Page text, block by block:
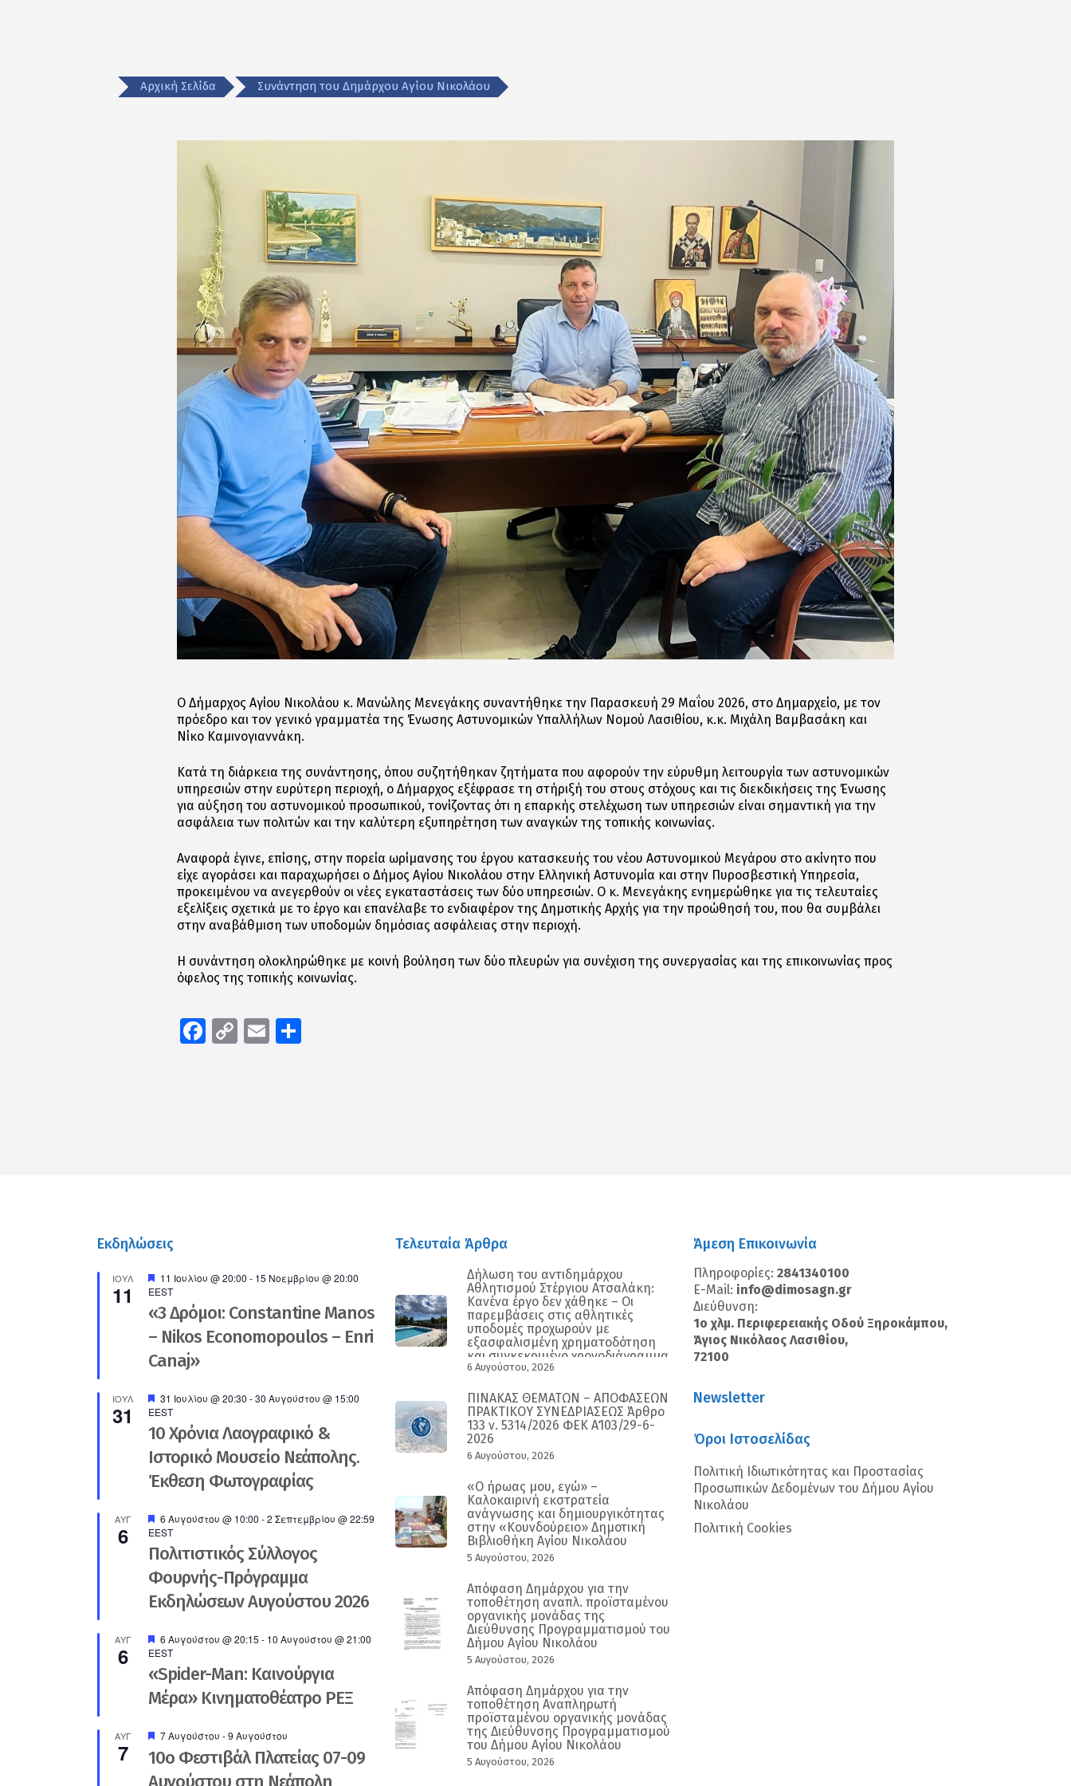
Αρχική Σελίδα Συνάντηση του Δημάρχου Αγίου Νικολάου
Ο Δήμαρχος Αγίου Νικολάου κ. Μανώλης Μενεγάκης συναντήθηκε την Παρασκευή 29 Μαΐου 2026, στο Δημαρχείο, με τον
πρόεδρο και τον γενικό γραμματέα της Ένωσης Αστυνομικών Υπαλλήλων Νομού Λασιθίου, κ.κ. Μιχάλη Βαμβασάκη και
Νίκο Καμινογιαννάκη.
Κατά τη διάρκεια της συνάντησης, όπου συζητήθηκαν ζητήματα που αφορούν την εύρυθμη λειτουργία των αστυνομικών
υπηρεσιών στην ευρύτερη περιοχή, ο Δήμαρχος εξέφρασε τη στήριξή του στους στόχους και τις διεκδικήσεις της Ένωσης
για αύξηση του αστυνομικού προσωπικού, τονίζοντας ότι η επαρκής στελέχωση των υπηρεσιών είναι σημαντική για την
ασφάλεια των πολιτών και την καλύτερη εξυπηρέτηση των αναγκών της τοπικής κοινωνίας.
Αναφορά έγινε, επίσης, στην πορεία ωρίμανσης του έργου κατασκευής του νέου Αστυνομικού Μεγάρου στο ακίνητο που
είχε αγοράσει και παραχωρήσει ο Δήμος Αγίου Νικολάου στην Ελληνική Αστυνομία και στην Πυροσβεστική Υπηρεσία,
προκειμένου να ανεγερθούν οι νέες εγκαταστάσεις των δύο υπηρεσιών. Ο κ. Μενεγάκης ενημερώθηκε για τις τελευταίες
εξελίξεις σχετικά με το έργο και επανέλαβε το ενδιαφέρον της Δημοτικής Αρχής για την προώθησή του, που θα συμβάλει
στην αναβάθμιση των υποδομών δημόσιας ασφάλειας στην περιοχή.
Η συνάντηση ολοκληρώθηκε με κοινή βούληση των δύο πλευρών για συνέχιση της συνεργασίας και της επικοινωνίας προς
όφελος της τοπικής κοινωνίας.
Facebook
CopyEmail
Εκδηλώσεις
ΙΟΎΛ
11
Προτεινόμενο
11 Ιουλίου @ 20:00 - 15 Νοεμβρίου @ 20:00
EEST
«3 Δρόμοι: Constantine Manos
– Nikos Economopoulos – Enri
Canaj»
ΙΟΎΛ
31
Προτεινόμενο
31 Ιουλίου @ 20:30 -30 Αυγούστου @ 15:00
EEST
10 Χρόνια Λαογραφικό &
Ιστορικό Μουσείο Νεάπολης.
Έκθεση Φωτογραφίας
ΑΥΓ
6
Προτεινόμενο
6 Αυγούστου @ 10:00 -2 Σεπτεμβρίου @ 22:59
EEST
Πολιτιστικός Σύλλογος
Φουρνής-Πρόγραμμα
Εκδηλώσεων Αυγούστου 2026
ΑΥΓ
6
Προτεινόμενο
6 Αυγούστου @ 20:15 - 10 Αυγούστου @ 21:00
EEST
«Spider-Man: Καινούργια
Μέρα» Κινηματοθέατρο ΡΕΞ
ΑΥΓ
7
Προτεινόμενο
7 Αυγούστου -9 Αυγούστου
10ο Φεστιβάλ Πλατείας 07-09
Αυγούστου στη Νεάπολη
Τελευταία Άρθρα
Δήλωση του αντιδημάρχου
Αθλητισμού Στέργιου Ατσαλάκη:
Κανένα έργο δεν χάθηκε – Οι
παρεμβάσεις στις αθλητικές
υποδομές προχωρούν με
εξασφαλισμένη χρηματοδότηση
και συγκεκριμένο χρονοδιάγραμμα
6 Αυγούστου, 2026
ΠΙΝΑΚΑΣ ΘΕΜΑΤΩΝ – ΑΠΟΦΑΣΕΩΝ
ΠΡΑΚΤΙΚΟΥ ΣΥΝΕΔΡΙΑΣΕΩΣ Άρθρο
133 ν. 5314/2026 ΦΕΚ Α΄103/29-6-
2026
6 Αυγούστου, 2026
«Ο ήρωας μου, εγώ» –
Καλοκαιρινή εκστρατεία
ανάγνωσης και δημιουργικότητας
στην «Κουνδούρειο» Δημοτική
Βιβλιοθήκη Αγίου Νικολάου
5 Αυγούστου, 2026
Απόφαση Δημάρχου για την
τοποθέτηση αναπλ. προϊσταμένου
οργανικής μονάδας της
Διεύθυνσης Προγραμματισμού του
Δήμου Αγίου Νικολάου
5 Αυγούστου, 2026
Απόφαση Δημάρχου για την
τοποθέτηση Αναπληρωτή
προϊσταμένου οργανικής μονάδας
της Διεύθυνσης Προγραμματισμού
του Δήμου Αγίου Νικολάου
5 Αυγούστου, 2026
Άμεση Επικοινωνία
Πληροφορίες: 2841340100
E-Mail: info@dimosagn.gr
Διεύθυνση:
1ο χλμ. Περιφερειακής Οδού Ξηροκάμπου,
Άγιος Νικόλαος Λασιθίου,
72100
Newsletter
Όροι Ιστοσελίδας
Πολιτική Ιδιωτικότητας και Προστασίας
Προσωπικών Δεδομένων του Δήμου Αγίου
Νικολάου
Πολιτική Cookies